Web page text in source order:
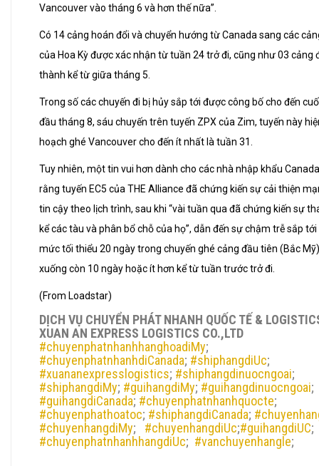
Vancouver vào tháng 6 và hơn thế nữa”.
Có 14 cảng hoán đổi và chuyển hướng từ Canada sang các
của Hoa Kỳ được xác nhận từ tuần 24 trở đi, cũng như 03 cảng
thành kể từ giữa tháng 5.
Trong số các chuyến đi bị hủy sắp tới được công bố cho đến
đầu tháng 8, sáu chuyến trên tuyến ZPX của Zim, tuyến này
hoạch ghé Vancouver cho đến ít nhất là tuần 31.
Tuy nhiên, một tin vui hơn dành cho các nhà nhập khẩu
rằng tuyến EC5 của THE Alliance đã chứng kiến sự cải thiện
tin cậy theo lịch trình, sau khi “vài tuần qua đã chứng kiến sự
kể các tàu và phân bổ chỗ của họ”, dẫn đến sự chậm trễ sắp
mức tối thiểu 20 ngày trong chuyến ghé cảng đầu tiên (Bắc
xuống còn 10 ngày hoặc ít hơn kể từ tuần trước trở đi.
(From Loadstar)
DỊCH VỤ CHUYỂN PHÁT NHANH QUỐC TẾ &
XUAN AN EXPRESS LOGISTICS CO.,LTD
#chuyenphatnhanhhanghoadiMy;
#chuyenphatnhanhdiCanada; #shiphangdiUc;
#xuananexpresslogistics; #shiphangdinuocngoai;
#shiphangdiMy; #guihangdiMy; #guihangdinuocngoai;
#guihangdiCanada; #chuyenphatnhanhquocte;
#chuyenphathoatoc; #shiphangdiCanada;
#chuyenhangdiMy; #chuyenhangdiUc;#guihangdiUC;
#chuyenphatnhanhhangdiUc; #vanchuyenhangle;